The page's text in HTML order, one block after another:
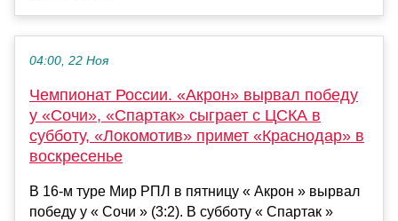
04:00, 22 Ноя
Чемпионат России. «Акрон» вырвал победу
у «Сочи», «Спартак» сыграет с ЦСКА в
субботу, «Локомотив» примет «Краснодар» в
воскресенье
В 16-м туре Мир РПЛ в пятницу « Акрон » вырвал
победу у « Сочи » (3:2). В субботу « Спартак »